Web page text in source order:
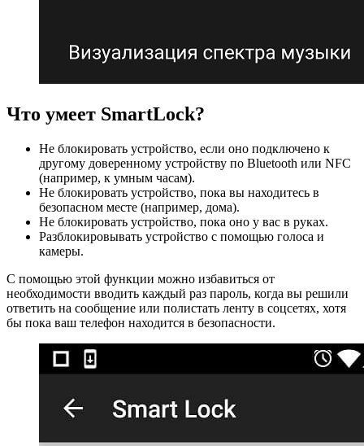
Что умеет SmartLock?
Не блокировать устройство, если оно подключено к
другому доверенному устройству по Bluetooth или NFC
(например, к умным часам).
Не блокировать устройство, пока вы находитесь в
безопасном месте (например, дома).
Не блокировать устройство, пока оно у вас в руках.
Разблокировывать устройство с помощью голоса и
камеры.
С помощью этой функции можно избавиться от
необходимости вводить каждый раз пароль, когда вы решили
ответить на сообщение или полистать ленту в соцсетях, хотя
бы пока ваш телефон находится в безопасности.